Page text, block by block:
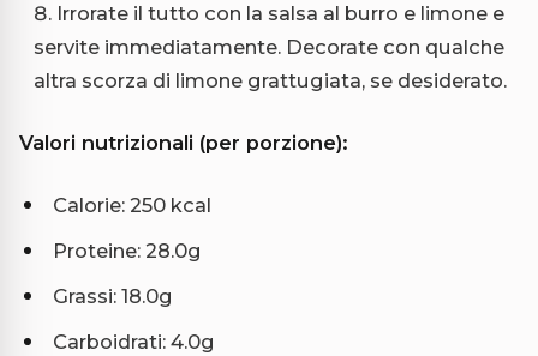
Irrorate il tutto con la salsa al burro e limone e
servite immediatamente. Decorate con qualche
altra scorza di limone grattugiata, se desiderato.
Valori nutrizionali (per porzione):
Calorie: 250 kcal
Proteine: 28.0g
Grassi: 18.0g
Carboidrati: 4.0g